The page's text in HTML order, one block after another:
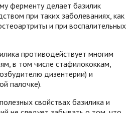
ферменту делает базилик
при таких заболеваниях, как
и при воспалительных
противодействует многим
в том числе стафилококкам,
дизентерии) и
палочке).
свойствах базилика и